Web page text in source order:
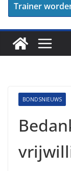
Trainer
BONDSNIEUWS